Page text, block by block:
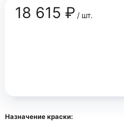
18 615 ₽/ шт.
Назначение краски: